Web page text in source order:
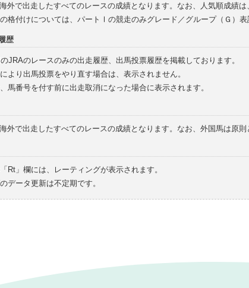
外で出走したすべてのレースの成績となります。なお、人気順成績
格付けについては、パートⅠの競走のみグレード／グループ（Ｇ）表
歴
JRAのレースのみの出走履歴、出馬投票履歴を掲載しております。
より出馬投票をやり直す場合は、表示されません。
馬番号を付す前に出走取消になった場合に表示されます。
外で出走したすべてのレースの成績となります。なお、外国馬は原則
Rt」欄には、レーティングが表示されます。
データ更新は不定期です。